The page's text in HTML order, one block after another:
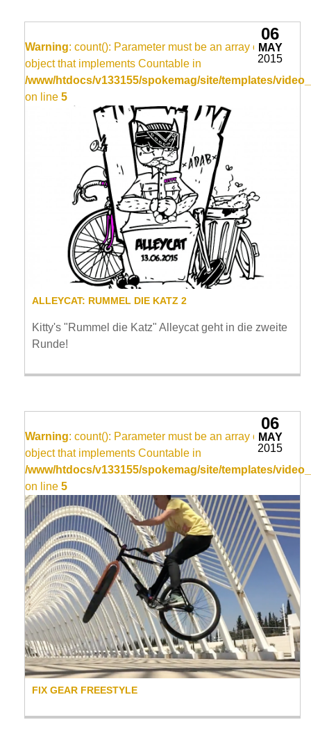
Warning: count(): Parameter must be an array or an
object that implements Countable in
/www/htdocs/v133155/spokemag/site/templates/
on line 5
ALLEYCAT: RUMMEL DIE KATZ 2
Kitty's "Rummel die Katz" Alleycat geht in die zweite
Runde!
06
MAY
2015
Warning: count(): Parameter must be an array or an
object that implements Countable in
/www/htdocs/v133155/spokemag/site/templates/
on line 5
FIX GEAR FREESTYLE
06
MAY
2015